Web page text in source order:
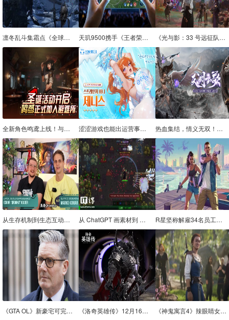
凛冬乱斗集霜点《全球使命3》累计消耗得神器 天玑9500携手《王者荣耀》与腾讯GVoice：端侧语音识别落地，弱网开黑也能“开口即成字” 《光与影：33 号远征队》工作室负责人澄清：AI 素材早已移除，游戏内容 100% 人工制作
全新角色鸣鸢上线！与《辐射》手游共庆双旦！ 涩涩游戏也能出运营事故？《棕色尘埃2》发布道歉直播 热血集结，情义无双！《兵王ol》12月26日新服即将开启！
从生存机制到生态互动，治愈系沙盒新作《蜂巢：异星物语》公布上线前开发更新 从 ChatGPT 画素材到 Claude 写代码，新游《Codex Mortis》宣称 100% 由 AI 造 R星坚称解雇34名员工与工会无关，称其违反公司政策
《GTA OL》新豪宅可完全避免突袭任务 《洛奇英雄传》12月16日更新！超高难度BOSS塔罗斯霸气归来 《神鬼寓言4》辣眼睛女主形象引热议，海外博主P图爆改获赞